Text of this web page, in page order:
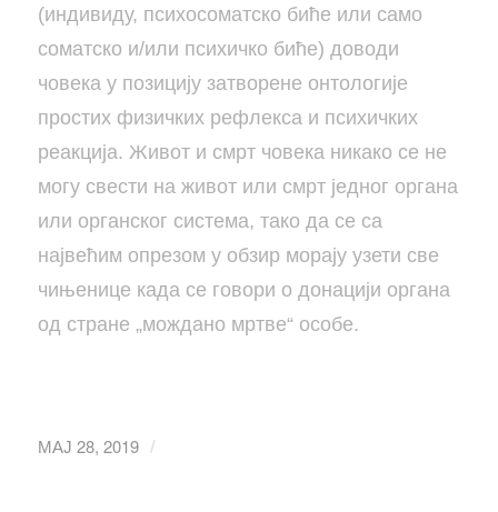
(индивиду, психосоматско биће или само
соматско и/или психичко биће) доводи
човека у позицију затворене онтологије
простих физичких рефлекса и психичких
реакција. Живот и смрт човека никако се не
могу свести на живот или смрт једног органа
или органског система, тако да се са
највећим опрезом у обзир морају узети све
чињенице када се говори о донацији органа
од стране „мождано мртве“ особе.
МАЈ 28, 2019 /